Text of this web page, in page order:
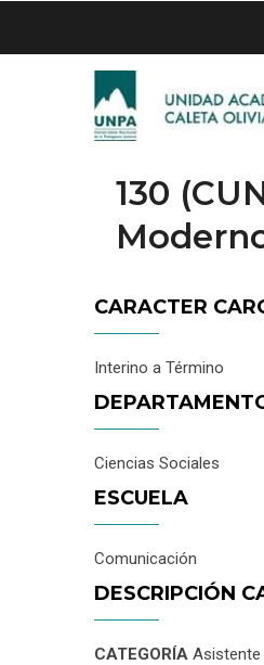
130
CARACTER
Interino a Término
Ciencias Sociales
ESCUELA
Comunicación
DESCRIPCIÓN
CATEGORÍA Asistente